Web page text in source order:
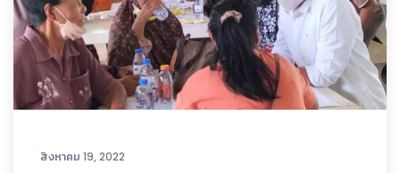
สิงหาคม 19, 2022